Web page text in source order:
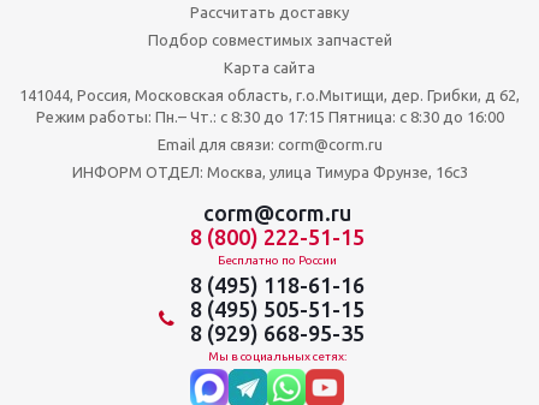
Рассчитать доставку
Подбор совместимых запчастей
Карта сайта
141044, Россия, Московская область, г.о.Мытищи, дер. Грибки, д 62,
Режим работы: Пн.– Чт.: с 8:30 до 17:15 Пятница: c 8:30 до 16:00
Email для связи: corm@corm.ru
ИНФОРМ ОТДЕЛ: Москва, улица Тимура Фрунзе, 16с3
corm@corm.ru
8 (800) 222-51-15
Бесплатно по России
8 (495) 118-61-16
8 (495) 505-51-15
8 (929) 668-95-35
Мы в социальных сетях: